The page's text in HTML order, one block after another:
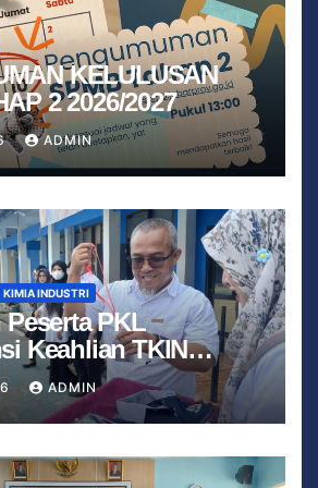
KELULUSAN
2 2026/2027
ADMIN
KIMIA INDUSTRI
PKL
Keahlian TKIN
Berjalan Lancar
ADMIN